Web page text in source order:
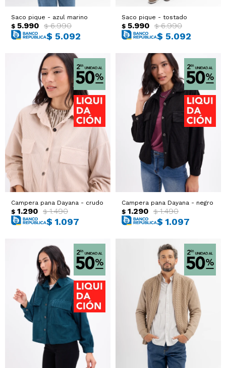
Saco pique - azul marino
$ 5.990 $ 6.990
$ 5.092
Saco pique - tostado
$ 5.990 $ 6.990
$ 5.092
Campera pana Dayana - crudo
$ 1.290 $ 1.490
$ 1.097
Campera pana Dayana - negro
$ 1.290 $ 1.490
$ 1.097
Sacos
Trajes
Abrigos
Ver todo
T-shirts y Tops
Ver todo